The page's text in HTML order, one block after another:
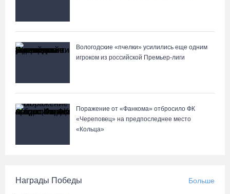
Вологодские «пчелки» усилились еще одним
игроком из российской Премьер-лиги
Поражение от «Фанкома» отбросило ФК
«Череповец» на предпоследнее место
«Кольца»
Награды Победы Больше